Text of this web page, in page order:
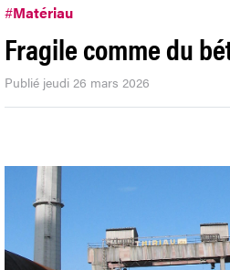
#Matériau
Fragile comme du
Publié jeudi 26 mars 2026